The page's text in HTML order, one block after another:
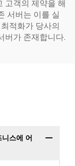
고객의 제약을 해
서버는 이를 실
적화가 당사의
버가 존재합니다.
스에 어